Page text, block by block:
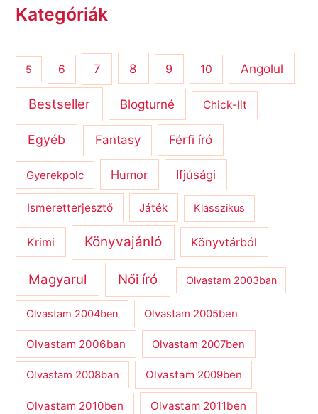
Kategóriák
5 6 7 8 9 10 Angolul
Bestseller Blogturné Chick-lit
Egyéb Fantasy Férfi író
Gyerekpolc Humor Ifjúsági
Ismeretterjesztő Játék Klasszikus
Krimi Könyvajánló Könyvtárból
Magyarul Női író Olvastam 2003ban
Olvastam 2004ben Olvastam 2005ben
Olvastam 2006ban Olvastam 2007ben
Olvastam 2008ban Olvastam 2009ben
Olvastam 2010ben Olvastam 2011ben